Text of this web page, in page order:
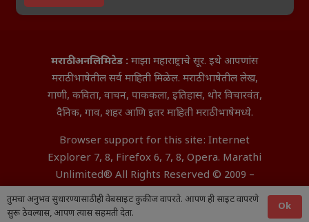
मराठी अनलिमिटेड : माझा महाराष्ट्राचे सूर. इथे आपणांस
मराठी भाषेतील सर्व माहिती मिळेल. मराठी भाषेतील लेख,
गाणी, कविता, वाचन, पाककला, इतिहास, थोर विचारवंत,
दैनिक, गाव, शहर आणि इतर माहिती मराठी भाषेमध्ये.
Browser support for this site: Internet
Explorer 7, 8, Firefox 6, 7, 8, Opera. Marathi
Unlimited® All Rights Reserved © 2009 –
2026 Aditya InfoTech Nagpur.
तुमचा अनुभव सुधारण्यासाठी ही वेबसाइट कुकीज वापरते. आपण ही साइट वापरणे
सुरू ठेवल्यास, आपण त्यास सहमती देता.
Ok